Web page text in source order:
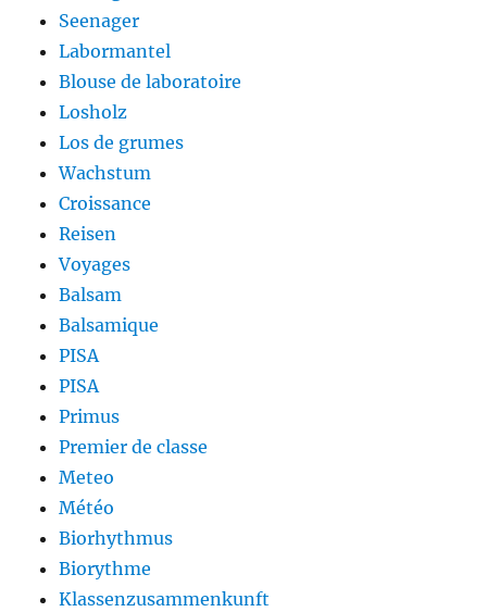
Seenager
Labormantel
Blouse de laboratoire
Losholz
Los de grumes
Wachstum
Croissance
Reisen
Voyages
Balsam
Balsamique
PISA
PISA
Primus
Premier de classe
Meteo
Météo
Biorhythmus
Biorythme
Klassenzusammenkunft